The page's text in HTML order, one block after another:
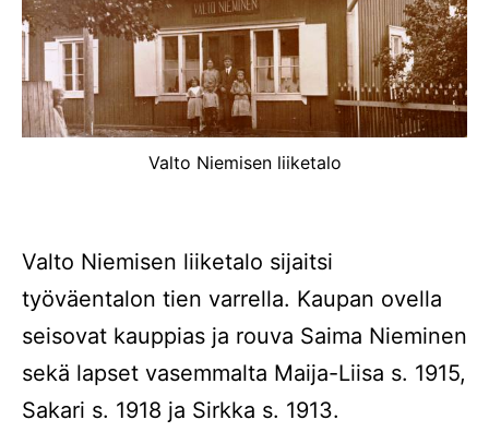
Valto Niemisen liiketalo
Valto Niemisen liiketalo sijaitsi
työväentalon tien varrella. Kaupan ovella
seisovat kauppias ja rouva Saima Nieminen
sekä lapset vasemmalta Maija-Liisa s. 1915,
Sakari s. 1918 ja Sirkka s. 1913.